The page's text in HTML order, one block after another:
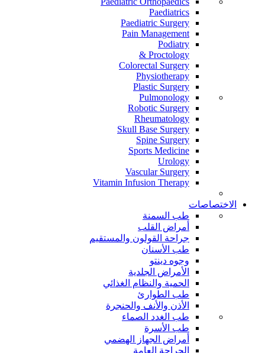
Paediatrics
Paediatric Surgery
Pain Management
Podiatry
Proctology &
Colorectal Surgery
Physiotherapy
Plastic Surgery
Pulmonology
Robotic Surgery
Rheumatology
Skull Base Surgery
Spine Surgery
Sports Medicine
Urology
Vascular Surgery
Vitamin Infusion Therapy
الاختصاصات
طب السمنة
أمراض القلب
جراحة القولون والمستقيم
طب الأسنان
وجوه دينتو
الأمراض الجلدية
الحمية والنظام الغذائي
طب الطوارئ
الأذن والأنف والحنجرة
طب الغدد الصماء
طب الأسرة
أمراض الجهاز الهضمي
الجراحة العامة